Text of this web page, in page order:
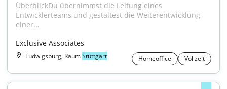
ÜberblickDu übernimmst die Leitung eines
Entwicklerteams und gestaltest die Weiterentwicklung
einer...
Exclusive Associates
Ludwigsburg, RaumStuttgart Homeoffice Vollzeit